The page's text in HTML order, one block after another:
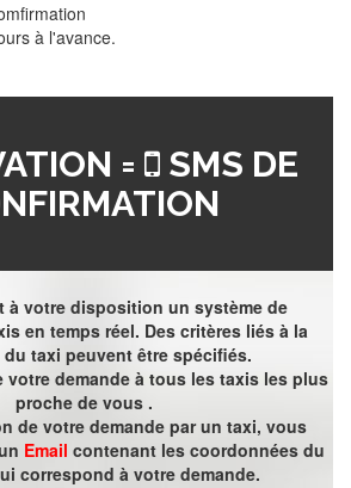
à l'avance.
=
SMS DE
à votre disposition un système de
en temps réel. Des critères liés à la
taxi peuvent être spécifiés.
votre demande à tous les taxis les plus
proche de vous .
de votre demande par un taxi, vous
Email contenant les coordonnées du
correspond à votre demande.